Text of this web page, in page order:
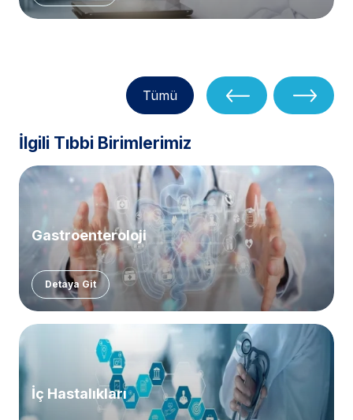
Tümü
İlgili Tıbbi Birimlerimiz
Gastroenteroloji
Detaya Git
İç Hastalıkları